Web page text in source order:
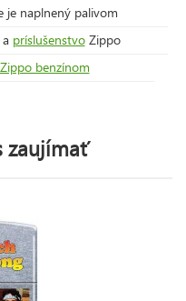
je naplnený palivom
príslušenstvoZippo
Zippo benzínom
zaujímať